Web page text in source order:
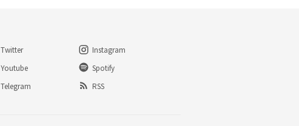
Twitter
Instagram
Youtube
Spotify
Telegram RSS